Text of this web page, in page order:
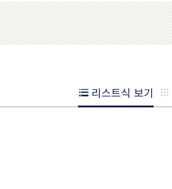
리스트식 보기